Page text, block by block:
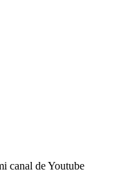
canal de Youtube